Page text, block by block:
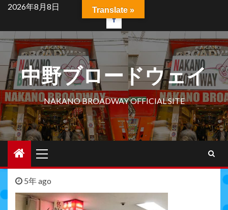
Skip
content
2026年8月8日
facebook
中野ブロードウェイ
NAKANO BROADWAY OFFICIAL SITE
Menu
5年 ago
Translate »